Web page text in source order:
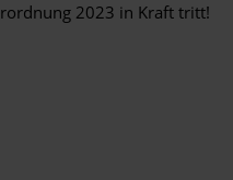
2023 in Kraft tritt!